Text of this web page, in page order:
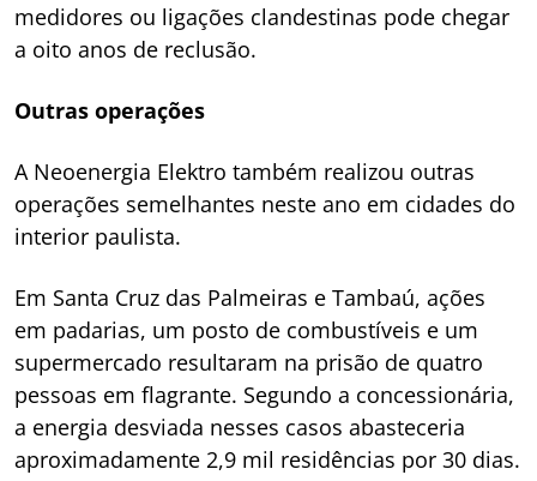
medidores ou ligações clandestinas pode chegar
a oito anos de reclusão.
Outras operações
A Neoenergia Elektro também realizou outras
operações semelhantes neste ano em cidades do
interior paulista.
Em Santa Cruz das Palmeiras e Tambaú, ações
em padarias, um posto de combustíveis e um
supermercado resultaram na prisão de quatro
pessoas em flagrante. Segundo a concessionária,
a energia desviada nesses casos abasteceria
aproximadamente 2,9 mil residências por 30 dias.